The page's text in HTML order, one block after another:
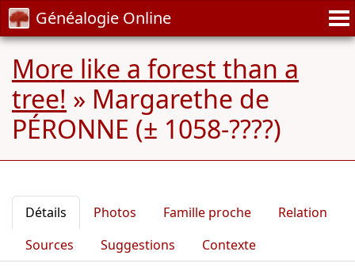
Généalogie Online
More like a forest than a
tree! » Margarethe de
PÉRONNE (± 1058-????)
Détails Photos Famille proche
Relation
Sources
Suggestions Contexte